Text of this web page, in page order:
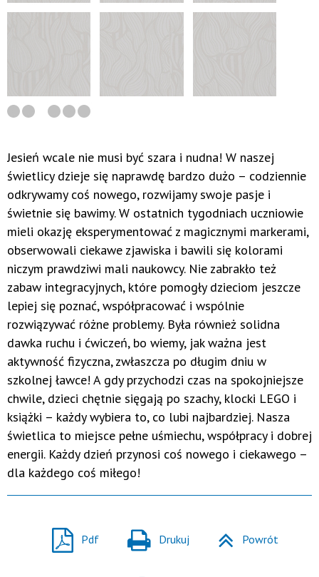
Jesień wcale nie musi być szara i nudna! W naszej
świetlicy dzieje się naprawdę bardzo dużo – codziennie
odkrywamy coś nowego, rozwijamy swoje pasje i
świetnie się bawimy. W ostatnich tygodniach uczniowie
mieli okazję eksperymentować z magicznymi markerami,
obserwowali ciekawe zjawiska i bawili się kolorami
niczym prawdziwi mali naukowcy. Nie zabrakło też
zabaw integracyjnych, które pomogły dzieciom jeszcze
lepiej się poznać, współpracować i wspólnie
rozwiązywać różne problemy. Była również solidna
dawka ruchu i ćwiczeń, bo wiemy, jak ważna jest
aktywność fizyczna, zwłaszcza po długim dniu w
szkolnej ławce! A gdy przychodzi czas na spokojniejsze
chwile, dzieci chętnie sięgają po szachy, klocki LEGO i
książki – każdy wybiera to, co lubi najbardziej. Nasza
świetlica to miejsce pełne uśmiechu, współpracy i dobrej
energii. Każdy dzień przynosi coś nowego i ciekawego –
dla każdego coś miłego!
Pdf Drukuj Powrót